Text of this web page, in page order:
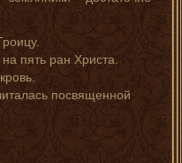
пять ран Христа.
посвященной